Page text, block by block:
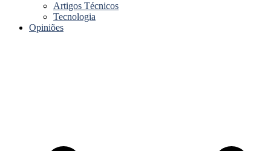
Artigos Técnicos
Tecnologia
Opiniões